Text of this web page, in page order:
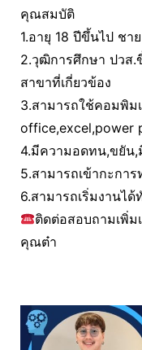
คุณสมบัติ
1.อายุ 18 ปีขึ้นไป ชาย
2.วุฒิการศึกษา ปวส.
สาขาที่เกี่ยวข้อง
3.สามารถใช้คอมพิม
office,excel,power
4.มีความอดทน,ขยัน
5.สามารถเข้ากะการ
6.สามารถเริ่มงานได้
ติดต่อสอบถามเพิ่ม
คุณต๋า